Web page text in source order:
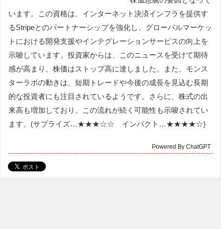
います。この資格は、インターネット決済インフラを提供す
るStripeとのパートナーシップを強化し、グローバルマーケッ
トにおける開発支援やインテグレーションサービスの向上を
示唆しています。投資家からは、このニュースを受けて期待
感が高まり、株価はストップ高に達しました。また、モンス
ターラボの動きは、短期トレードや今後の成長を見込む長期
的な投資者にも注目されているようです。さらに、株式の出
来高も増加しており、この流れが続く可能性も示唆されてい
ます。(サプライズ…★★★☆☆ インパクト…★★★★☆)
Powered By ChatGPT